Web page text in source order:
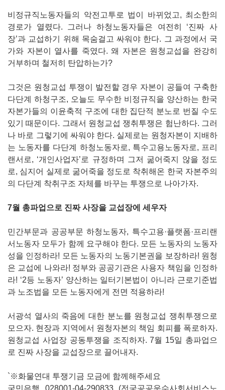
비정규직노동자들의 악전고투로 법이 바뀌었고, 최소한의
경로가 열렸다. 그러나 하청노동자들은 여전히 ‘진짜 사
장’과 교섭하기 위해 목숨걸고 싸워야 한다. 그 과정에서 국
가와 자본이 열사를 죽였다. 왜 자본은 원청교섭을 완강히
거부하며 철저히 탄압하는가?
그것은 원청교섭 투쟁이 발전할 경우 자본이 공들여 구축한
다단계 하청구조, 오늘도 무수한 비정규직을 양산하는 한국
자본가들의 이윤축적 구조에 대한 집단적 분노로 번질 수도
있기 때문이다. 그래서 원청교섭 쟁취투쟁은 험난하다. 그러
나 바로 그렇기에 싸워야 한다. 실제로는 원청자본이 지배하
는 노동자를 다단계 하청노동자로, 특수고용노동자로, 프리
랜서로, ‘개인사업자’로 규정하며 그저 굶어죽지 않을 정도
로, 심지어 실제로 굶어죽을 정도로 착취해온 한국 자본주의
의 다단계 착취구조 자체를 바꾸는 투쟁으로 나아가자.
7월 총파업으로 진짜 사장을 교섭장에 세우자
민간부문과 공공부문 하청노동자, 특수고용·플랫폼·프리랜
서노동자 모두가 함께 요구해야 한다. 모든 노동자의 노동자
성을 인정하라! 모든 노동자의 노동기본권을 보장하라! 원청
은 교섭에 나와라! 정부와 공공기관은 사용자 책임을 인정하
라! ‘2등 노동자’ 양산하는 일터기본법이 아니라 근로기준법
과 노조법을 모든 노동자에게 전면 적용하라!
서광석 열사의 죽음에 대한 분노를 원청교섭 쟁취투쟁으로
모으자. 현장과 지역에서 원청자본의 책임 회피를 폭로하자.
원청교섭 사업장 공동투쟁을 조직하자. 7월 15일 총파업으
로 진짜 사장을 교섭장으로 끌어내자.
`※화물연대 투쟁기금 모금에 함께해주세요